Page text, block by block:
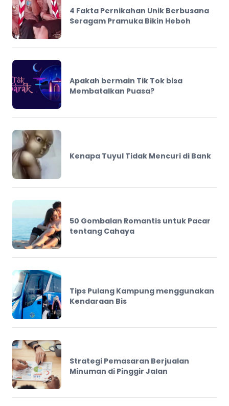
4 Fakta Pernikahan Unik Berbusana
Seragam Pramuka Bikin Heboh
Apakah bermain Tik Tok bisa
Membatalkan Puasa?
Kenapa Tuyul Tidak Mencuri di Bank
50 Gombalan Romantis untuk Pacar
tentang Cahaya
Tips Pulang Kampung menggunakan
Kendaraan Bis
Strategi Pemasaran Berjualan
Minuman di Pinggir Jalan